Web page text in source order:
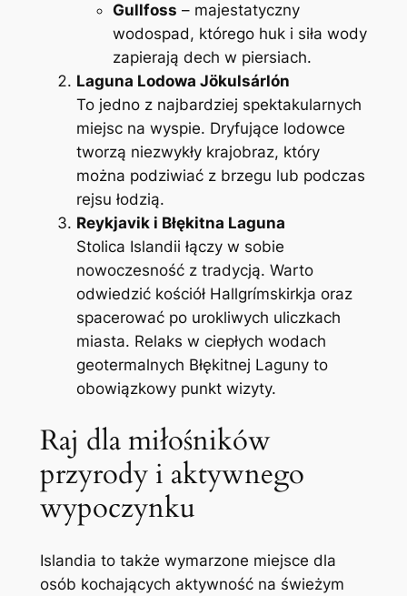
Gullfoss – majestatyczny
wodospad, którego huk i siła wody
zapierają dech w piersiach.
Laguna Lodowa Jökulsárlón
To jedno z najbardziej spektakularnych
miejsc na wyspie. Dryfujące lodowce
tworzą niezwykły krajobraz, który
można podziwiać z brzegu lub podczas
rejsu łodzią.
Reykjavik i Błękitna Laguna
Stolica Islandii łączy w sobie
nowoczesność z tradycją. Warto
odwiedzić kościół Hallgrímskirkja oraz
spacerować po urokliwych uliczkach
miasta. Relaks w ciepłych wodach
geotermalnych Błękitnej Laguny to
obowiązkowy punkt wizyty.
Raj dla miłośników
przyrody i aktywnego
wypoczynku
Islandia to także wymarzone miejsce dla
osób kochających aktywność na świeżym